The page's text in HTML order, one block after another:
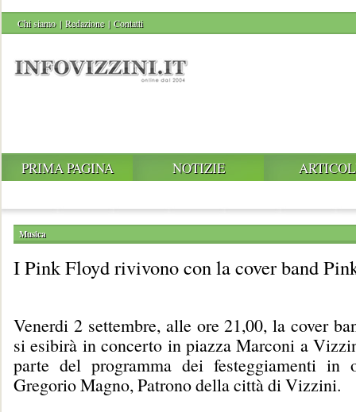
Chi siamo | Redazione | Contatti
PRIMA PAGINA NOTIZIE
Musica
I Pink Floyd rivivono con la cover band
Venerdi 2 settembre, alle ore 21,00, la cover
si esibirà in concerto in piazza Marconi a
parte del programma dei festeggiamenti in
Gregorio Magno, Patrono della città di Vizzini.